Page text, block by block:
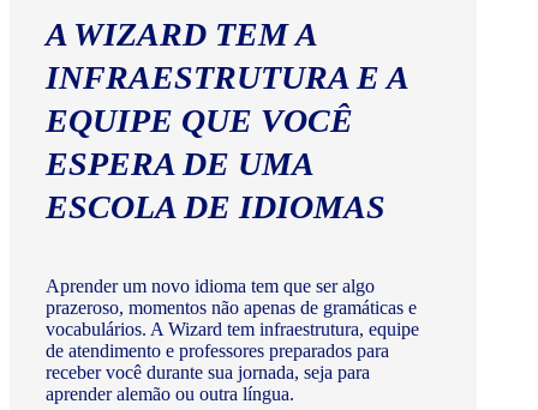
A WIZARD TEM A
INFRAESTRUTURA E A
EQUIPE QUE VOCÊ
ESPERA DE UMA
ESCOLA DE IDIOMAS
Aprender um novo idioma tem que ser algo
prazeroso, momentos não apenas de gramáticas e
vocabulários. A Wizard tem infraestrutura, equipe
de atendimento e professores preparados para
receber você durante sua jornada, seja para
aprender alemão ou outra língua.